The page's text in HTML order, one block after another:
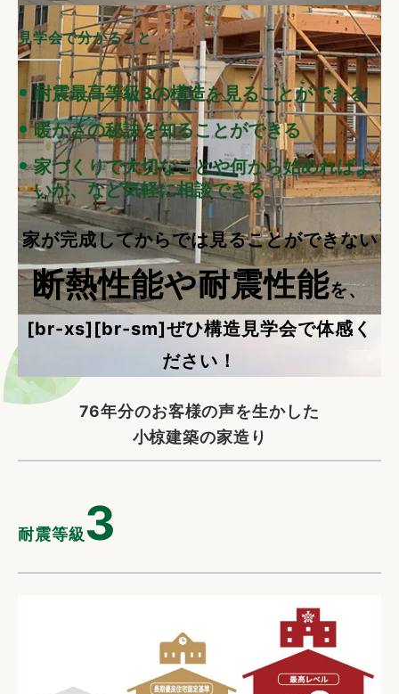
見学会で分かること
耐震最高等級3の構造を見ることができる
暖かさの秘訣を知ることができる
家づくりで大切なことや何から始めればよ
いか、など気軽に相談できる
家が完成してからでは見ることができない
断熱性能や耐震性能を、
[br-xs][br-sm]ぜひ構造見学会で体感く
ださい！
76年分のお客様の声を生かした
小椋建築の家造り
耐震等級3